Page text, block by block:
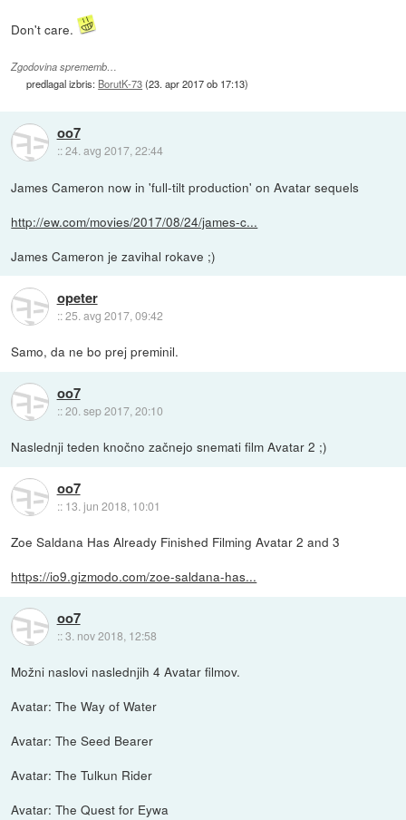
Don't care.
Zgodovina sprememb…
predlagal izbris: BorutK-73(23. apr 2017 ob 17:13)
oo7
::24. avg 2017, 22:44
James Cameron now in 'full-tilt production' on Avatar sequels
http://ew.com/movies/2017/08/24/james-c...
James Cameron je zavihal rokave ;)
opeter
::25. avg 2017, 09:42
Samo, da ne bo prej preminil.
oo7
::20. sep 2017, 20:10
Naslednji teden knočno začnejo snemati film Avatar 2 ;)
oo7
:: 13. jun 2018, 10:01
Zoe Saldana Has Already Finished Filming Avatar 2 and 3
https://io9.gizmodo.com/zoe-saldana-has...
oo7
::3. nov 2018, 12:58
Možni naslovi naslednjih 4 Avatar filmov.
Avatar: The Way of Water
Avatar: The Seed Bearer
Avatar: The Tulkun Rider
Avatar: The Quest for Eywa